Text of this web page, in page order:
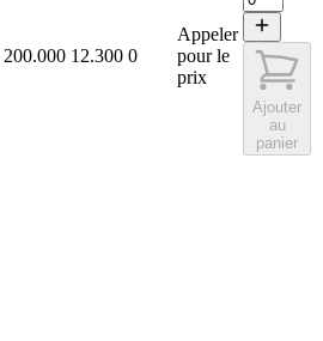
200.000 12.300 0
Appeler
pour le
prix
Ajouter
au
panier